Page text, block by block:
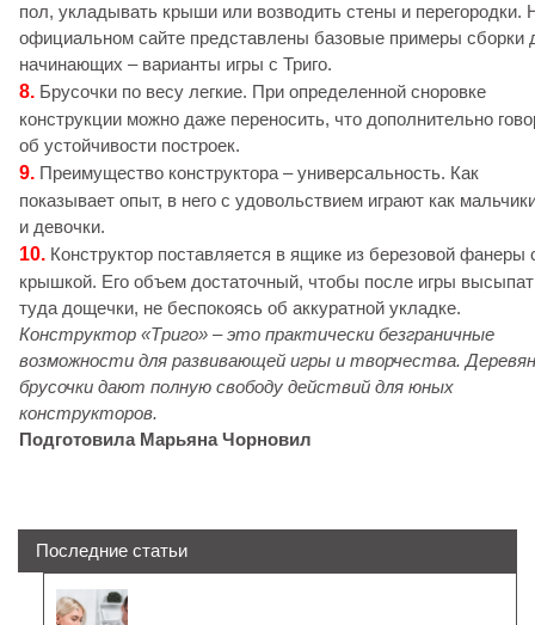
пол, укладывать крыши или возводить стены и перегородки.
официальном сайте представлены базовые примеры сборки
начинающих – варианты игры с Триго.
8. Брусочки по весу легкие. При определенной сноровке
конструкции можно даже переносить, что дополнительно
об устойчивости построек.
9. Преимущество конструктора – универсальность. Как
показывает опыт, в него с удовольствием играют как
и девочки.
10. Конструктор поставляется в ящике из березовой фанеры
крышкой. Его объем достаточный, чтобы после игры
туда дощечки, не беспокоясь об аккуратной укладке.
Конструктор «Триго» – это практически безграничные
возможности для развивающей игры и творчества.
брусочки дают полную свободу действий для юных
конструкторов.
Подготовила Марьяна Чорновил
Последние статьи